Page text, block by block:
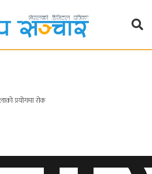
प्रयोगमा रोक